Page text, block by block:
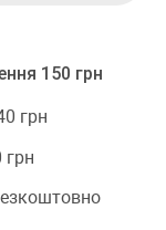
150 грн
грн